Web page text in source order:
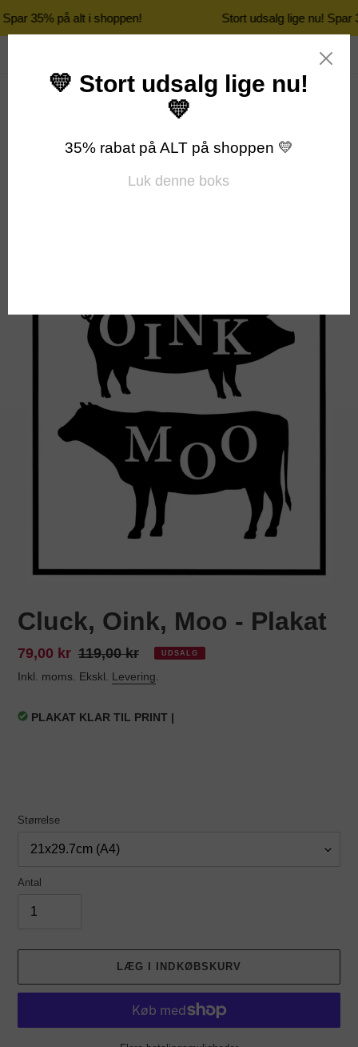
35% på alt i shoppen!
Stort udsalg lige nu! Spar
Cluck, Oink, Moo - Plakat
Udsalgspris
79,00 kr Normalpris
119,00 kr UDSALG
Inkl. moms. Ekskl. Levering.
PLAKAT KLAR TIL PRINT |
Størrelse
Antal
LÆG I INDKØBSKURV